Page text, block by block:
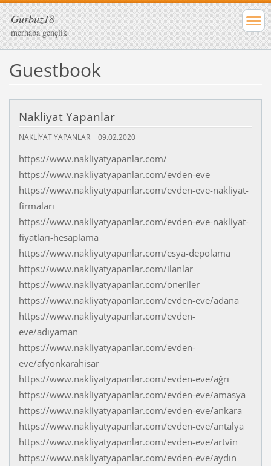
Gurbuz18
merhaba gençlik
Guestbook
Nakliyat Yapanlar
NAKLIYAT YAPANLAR 09.02.2020
https://www.nakliyatyapanlar.com/
https://www.nakliyatyapanlar.com/evden-eve
https://www.nakliyatyapanlar.com/evden-eve-nakliyat-
firmaları
https://www.nakliyatyapanlar.com/evden-eve-nakliyat-
fiyatları-hesaplama
https://www.nakliyatyapanlar.com/esya-depolama
https://www.nakliyatyapanlar.com/ilanlar
https://www.nakliyatyapanlar.com/oneriler
https://www.nakliyatyapanlar.com/evden-eve/adana
https://www.nakliyatyapanlar.com/evden-
eve/adıyaman
https://www.nakliyatyapanlar.com/evden-
eve/afyonkarahisar
https://www.nakliyatyapanlar.com/evden-eve/ağrı
https://www.nakliyatyapanlar.com/evden-eve/amasya
https://www.nakliyatyapanlar.com/evden-eve/ankara
https://www.nakliyatyapanlar.com/evden-eve/antalya
https://www.nakliyatyapanlar.com/evden-eve/artvin
https://www.nakliyatyapanlar.com/evden-eve/aydın